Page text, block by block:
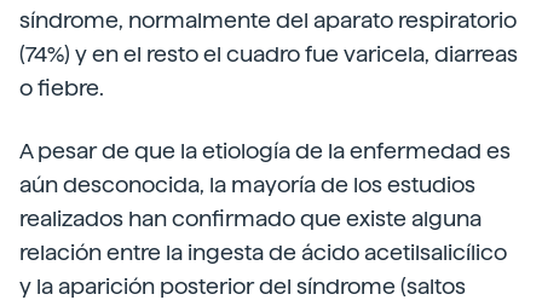
síndrome, normalmente del aparato respiratorio
(74%) y en el resto el cuadro fue varicela, diarreas
o fiebre.
A pesar de que la etiología de la enfermedad es
aún desconocida, la mayoría de los estudios
realizados han confirmado que existe alguna
relación entre la ingesta de ácido acetilsalicílico
y la aparición posterior del síndrome (saltos